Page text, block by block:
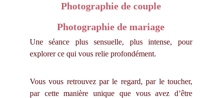
Une séance plus sensuelle, plus intense, pour
explorer ce qui vous relie profondément.
Vous vous retrouvez par le regard, par le toucher,
par cette manière unique que vous avez d’être
Photographie de couple
Photographie de mariage